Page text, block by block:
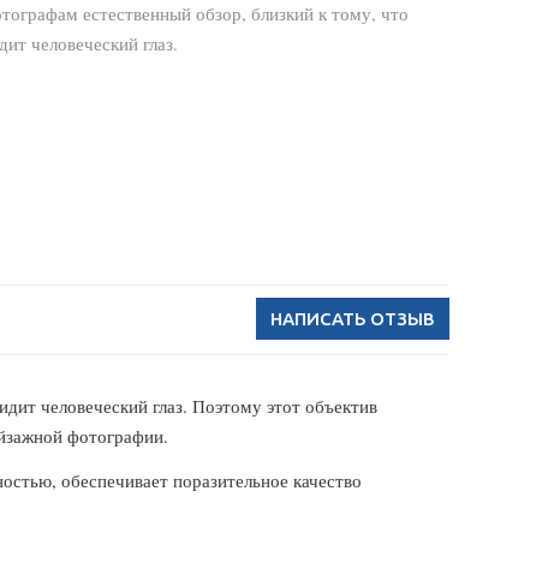
естественный обзор, близкий к тому, что
человеческий глаз.
НАПИСАТЬ ОТЗЫВ
человеческий глаз. Поэтому этот объектив
фотографии.
обеспечивает поразительное качество